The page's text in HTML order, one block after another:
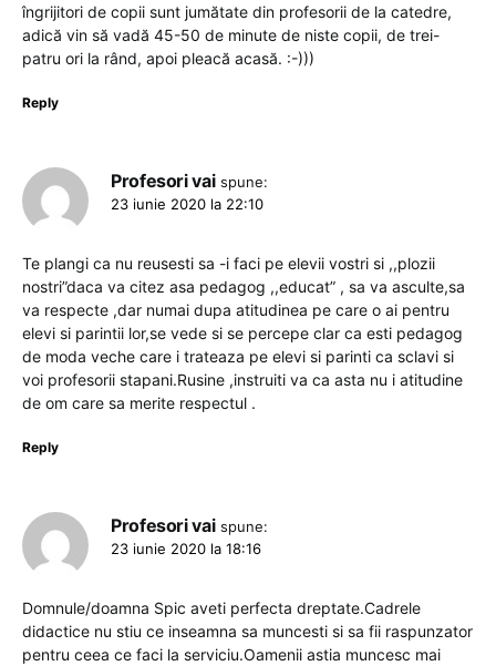
îngrijitori de copii sunt jumătate din profesorii de la catedre,
adică vin să vadă 45-50 de minute de niste copii, de trei-
patru ori la rând, apoi pleacă acasă. :-)))
Reply
Profesori vai spune:
23 iunie 2020 la 22:10
Te plangi ca nu reusesti sa -i faci pe elevii vostri si ,,plozii
nostri”daca va citez asa pedagog ,,educat” , sa va asculte,sa
va respecte ,dar numai dupa atitudinea pe care o ai pentru
elevi si parintii lor,se vede si se percepe clar ca esti pedagog
de moda veche care i trateaza pe elevi si parinti ca sclavi si
voi profesorii stapani.Rusine ,instruiti va ca asta nu i atitudine
de om care sa merite respectul .
Reply
Profesori vai spune:
23 iunie 2020 la 18:16
Domnule/doamna Spic aveti perfecta dreptate.Cadrele
didactice nu stiu ce inseamna sa muncesti si sa fii raspunzator
pentru ceea ce faci la serviciu.Oamenii astia muncesc mai